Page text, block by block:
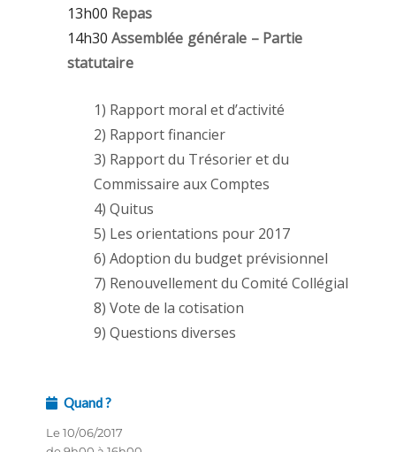
13h00 Repas
14h30 Assemblée générale – Partie
statutaire
1) Rapport moral et d’activité
2) Rapport financier
3) Rapport du Trésorier et du
Commissaire aux Comptes
4) Quitus
5) Les orientations pour 2017
6) Adoption du budget prévisionnel
7) Renouvellement du Comité Collégial
8) Vote de la cotisation
9) Questions diverses
Quand ?
Le 10/06/2017